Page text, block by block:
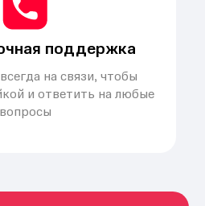
поддержка
на связи, чтобы
и ответить на любые
вопросы